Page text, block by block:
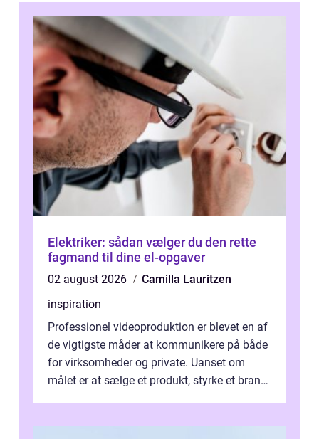
Elektriker: sådan vælger du den rette
fagmand til dine el-opgaver
02 august 2026
Camilla Lauritzen
inspiration
Professionel videoproduktion er blevet en af
de vigtigste måder at kommunikere på både
for virksomheder og private. Uanset om
målet er at sælge et produkt, styrke et brand,